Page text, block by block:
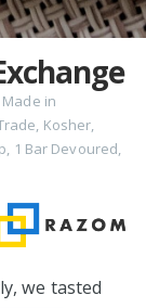
Made in
, Kosher,
, 1 Bar Devoured,
we tasted